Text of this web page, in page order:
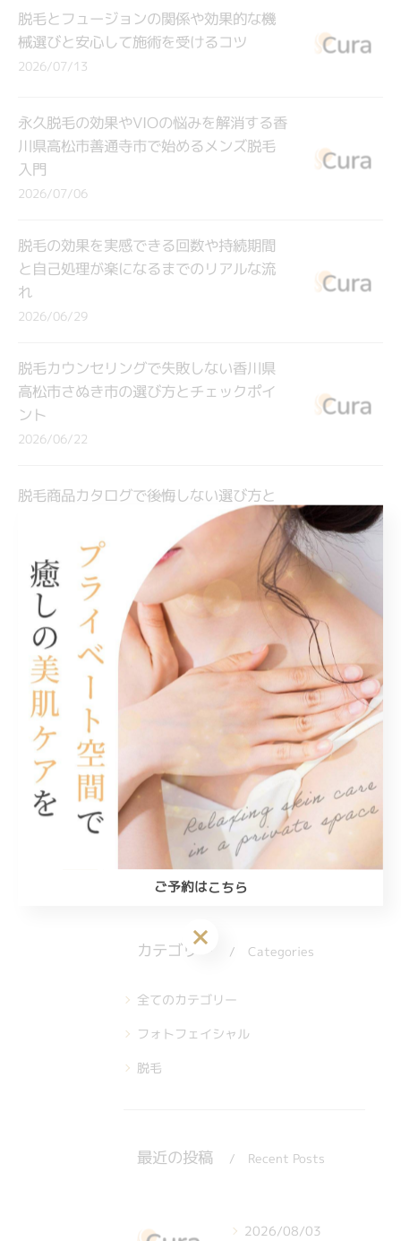
脱毛とフュージョンの関係や効果的な機
械選びと安心して施術を受けるコツ
2026/07/13
永久脱毛の効果やVIOの悩みを解消する香
川県高松市善通寺市で始めるメンズ脱毛
入門
2026/07/06
脱毛の効果を実感できる回数や持続期間
と自己処理が楽になるまでのリアルな流
れ
2026/06/29
脱毛カウンセリングで失敗しない香川県
高松市さぬき市の選び方とチェックポイ
ント
2026/06/22
脱毛商品カタログで後悔しない選び方と
人気アイテムの賢い比較ポイント
2026/06/15
脱毛のタイプ別選び方と香川県高松市綾
歌郡宇多津町周辺で失敗しないサロン探
2026/06/08
脱毛とフォトフェイシャルの最適な順番
や効果の違いを徹底解説
2026/06/01
4 5
カテゴリー Categories
全てのカテゴリー
フォトフェイシャル
脱毛
最近の投稿 Recent Posts
2026/08/03
ご予約はこちら
ご予約はこちら